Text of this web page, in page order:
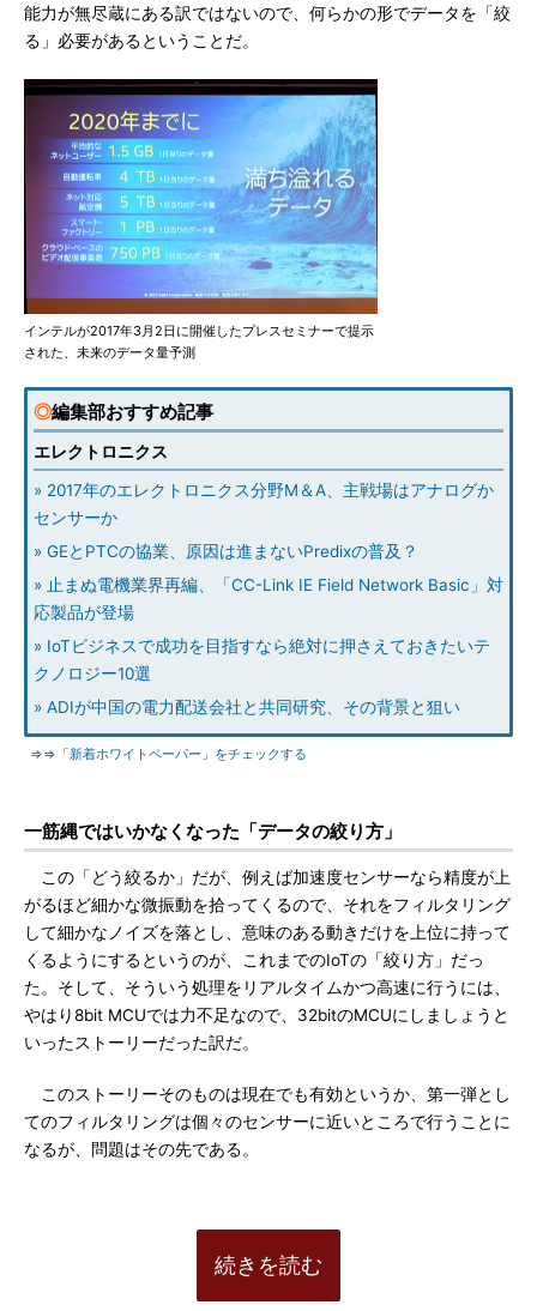
能力が無尽蔵にある訳ではないので、何らかの形でデータを「絞
る」必要があるということだ。
インテルが2017年3月2日に開催したプレスセミナーで提示
された、未来のデータ量予測
◎編集部おすすめ記事
エレクトロニクス
» 2017年のエレクトロニクス分野M＆A、主戦場はアナログか
センサーか
» GEとPTCの協業、原因は進まないPredixの普及？
» 止まぬ電機業界再編、「CC-Link IE Field Network Basic」対
応製品が登場
» IoTビジネスで成功を目指すなら絶対に押さえておきたいテ
クノロジー10選
» ADIが中国の電力配送会社と共同研究、その背景と狙い
⇒⇒「新着ホワイトペーパー」をチェックする
一筋縄ではいかなくなった「データの絞り方」
この「どう絞るか」だが、例えば加速度センサーなら精度が上
がるほど細かな微振動を拾ってくるので、それをフィルタリング
して細かなノイズを落とし、意味のある動きだけを上位に持って
くるようにするというのが、これまでのIoTの「絞り方」だっ
た。そして、そういう処理をリアルタイムかつ高速に行うには、
やはり8bit MCUでは力不足なので、32bitのMCUにしましょうと
いったストーリーだった訳だ。
このストーリーそのものは現在でも有効というか、第一弾とし
てのフィルタリングは個々のセンサーに近いところで行うことに
なるが、問題はその先である。
続きを読む